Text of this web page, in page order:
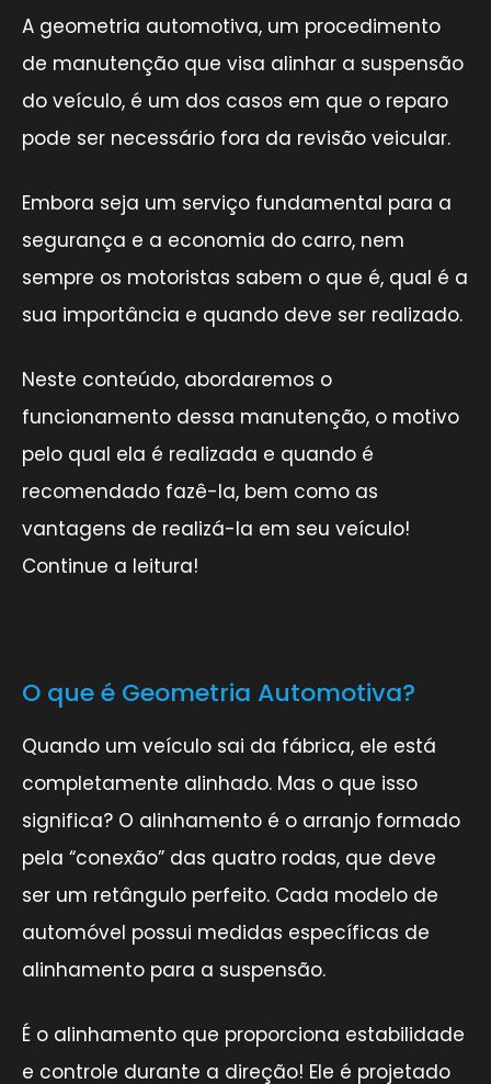
A geometria automotiva, um procedimento
de manutenção que visa alinhar a suspensão
do veículo, é um dos casos em que o reparo
pode ser necessário fora da revisão veicular.
Embora seja um serviço fundamental para a
segurança e a economia do carro, nem
sempre os motoristas sabem o que é, qual é a
sua importância e quando deve ser realizado.
Neste conteúdo, abordaremos o
funcionamento dessa manutenção, o motivo
pelo qual ela é realizada e quando é
recomendado fazê-la, bem como as
vantagens de realizá-la em seu veículo!
Continue a leitura!
O que é Geometria Automotiva?
Quando um veículo sai da fábrica, ele está
completamente alinhado. Mas o que isso
significa? O alinhamento é o arranjo formado
pela “conexão” das quatro rodas, que deve
ser um retângulo perfeito. Cada modelo de
automóvel possui medidas específicas de
alinhamento para a suspensão.
É o alinhamento que proporciona estabilidade
e controle durante a direção! Ele é projetado